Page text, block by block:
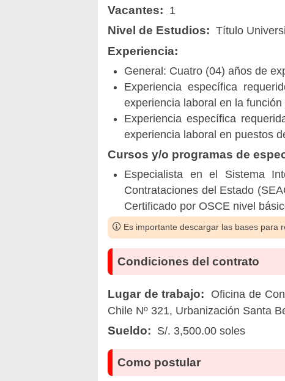
Vacantes: 1
Nivel de Estudios: Título
Experiencia:
General: Cuatro (04) años de
Experiencia específica
experiencia laboral en la
Experiencia específica
experiencia laboral en puestos
Cursos y/o programas de
Especialista en el Sistema
Contrataciones del Estado
Certificado por OSCE nivel
Es importante descargar las bases para
Condiciones del contrato
Lugar de trabajo:
Oficina de
Chile Nº 321, Urbanización Santa
Sueldo: S/. 3,500.00 soles
Como postular